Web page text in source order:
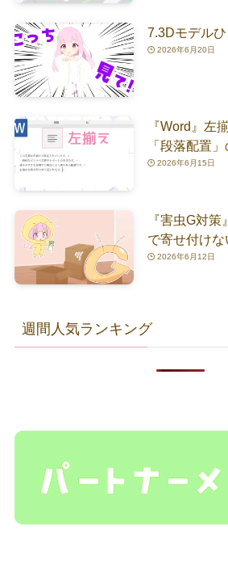
7.3Dモデル
2026年6月20日
『Word』左
「段落配置
2026年6月15日
『害虫G対策
で寄せ付け
2026年6月12日
週間人気ランキング